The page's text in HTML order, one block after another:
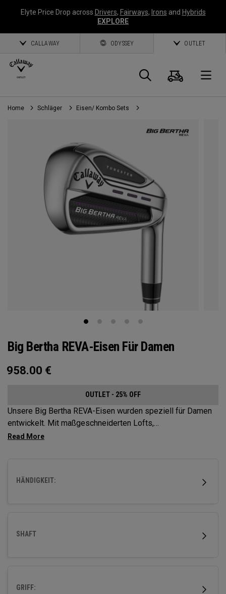
Elyte Price Drop across Drivers, Fairways, Irons and Hybrids
EXPLORE
CALLAWAY ODYSSEY OUTLET
Suche
Home Schläger Eisen/ Kombo Sets
Big Bertha REVA-Eisen Für Damen
958.00 €
OUTLET - 25% OFF
Unsere Big Bertha REVA-Eisen wurden speziell für Damen
entwickelt. Mit maßgeschneiderten Lofts,
Schwunggewichten, Schäften und sogar Wolfram wurden
HÄNDIGKEIT:
SHAFT
GRIFF: